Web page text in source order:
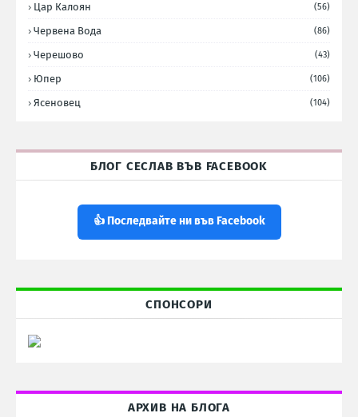
Цар Калоян (56)
Червена Вода (86)
Черешово (43)
Юпер (106)
Ясеновец (104)
БЛОГ СЕСЛАВ ВЪВ FACEBOOK
👍 Последвайте ни във Facebook
СПОНСОРИ
АРХИВ НА БЛОГА